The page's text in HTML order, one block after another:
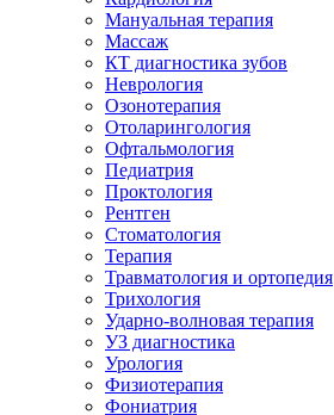
Мануальная терапия
Массаж
КТ диагностика зубов
Неврология
Озонотерапия
Отоларингология
Офтальмология
Педиатрия
Проктология
Рентген
Стоматология
Терапия
Травматология и ортопедия
Трихология
Ударно-волновая терапия
УЗ диагностика
Урология
Физиотерапия
Фониатрия